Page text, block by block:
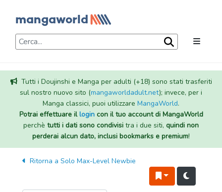
Tutti i Doujinshi e Manga per adulti (+18) sono stati trasferiti
sul nostro nuovo sito (mangaworldadult.net); invece, per i
Manga classici, puoi utilizzare MangaWorld.
Potrai effettuare illogincon il tuo account di MangaWorld
perchè tutti i dati sono condivisi tra i due siti, quindi non
perderai alcun dato, inclusi bookmarks e premium!
Ritorna a Solo Max-Level Newbie